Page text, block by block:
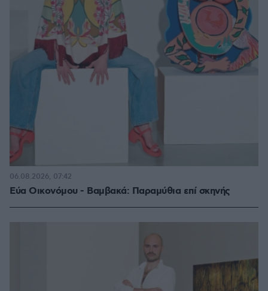
Εύα Οικονόμου - Βαμβακά: Παραμύθια επί σκηνής
06.08.2026, 07:42